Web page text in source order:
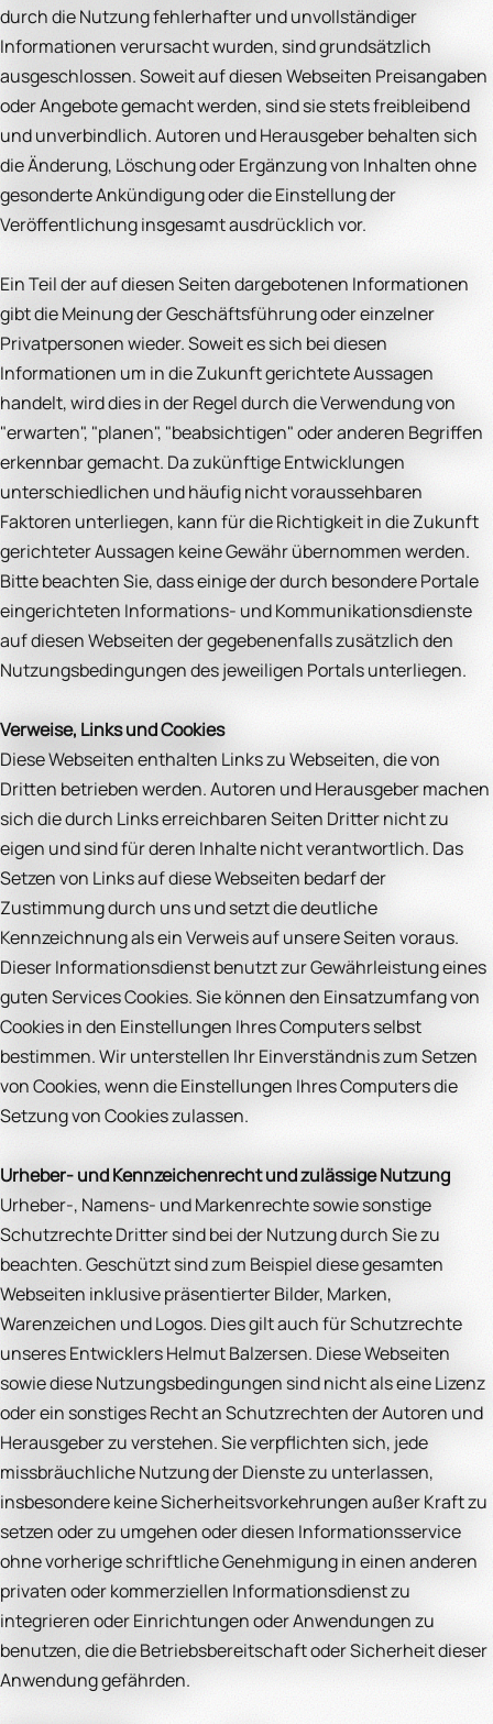
durch die Nutzung fehlerhafter und unvollständiger
Informationen verursacht wurden, sind grundsätzlich
ausgeschlossen. Soweit auf diesen Webseiten Preisangaben
oder Angebote gemacht werden, sind sie stets freibleibend
und unverbindlich. Autoren und Herausgeber behalten sich
die Änderung, Löschung oder Ergänzung von Inhalten ohne
gesonderte Ankündigung oder die Einstellung der
Veröffentlichung insgesamt ausdrücklich vor.
Ein Teil der auf diesen Seiten dargebotenen Informationen
gibt die Meinung der Geschäftsführung oder einzelner
Privatpersonen wieder. Soweit es sich bei diesen
Informationen um in die Zukunft gerichtete Aussagen
handelt, wird dies in der Regel durch die Verwendung von
"erwarten", "planen", "beabsichtigen" oder anderen Begriffen
erkennbar gemacht. Da zukünftige Entwicklungen
unterschiedlichen und häufig nicht voraussehbaren
Faktoren unterliegen, kann für die Richtigkeit in die Zukunft
gerichteter Aussagen keine Gewähr übernommen werden.
Bitte beachten Sie, dass einige der durch besondere Portale
eingerichteten Informations- und Kommunikationsdienste
auf diesen Webseiten der gegebenenfalls zusätzlich den
Nutzungsbedingungen des jeweiligen Portals unterliegen.
Verweise, Links und Cookies
Diese Webseiten enthalten Links zu Webseiten, die von
Dritten betrieben werden. Autoren und Herausgeber machen
sich die durch Links erreichbaren Seiten Dritter nicht zu
eigen und sind für deren Inhalte nicht verantwortlich. Das
Setzen von Links auf diese Webseiten bedarf der
Zustimmung durch uns und setzt die deutliche
Kennzeichnung als ein Verweis auf unsere Seiten voraus.
Dieser Informationsdienst benutzt zur Gewährleistung eines
guten Services Cookies. Sie können den Einsatzumfang von
Cookies in den Einstellungen Ihres Computers selbst
bestimmen. Wir unterstellen Ihr Einverständnis zum Setzen
von Cookies, wenn die Einstellungen Ihres Computers die
Setzung von Cookies zulassen.
Urheber- und Kennzeichenrecht und zulässige Nutzung
Urheber-, Namens- und Markenrechte sowie sonstige
Schutzrechte Dritter sind bei der Nutzung durch Sie zu
beachten. Geschützt sind zum Beispiel diese gesamten
Webseiten inklusive präsentierter Bilder, Marken,
Warenzeichen und Logos. Dies gilt auch für Schutzrechte
unseres Entwicklers Helmut Balzersen. Diese Webseiten
sowie diese Nutzungsbedingungen sind nicht als eine Lizenz
oder ein sonstiges Recht an Schutzrechten der Autoren und
Herausgeber zu verstehen. Sie verpflichten sich, jede
missbräuchliche Nutzung der Dienste zu unterlassen,
insbesondere keine Sicherheitsvorkehrungen außer Kraft zu
setzen oder zu umgehen oder diesen Informationsservice
ohne vorherige schriftliche Genehmigung in einen anderen
privaten oder kommerziellen Informationsdienst zu
integrieren oder Einrichtungen oder Anwendungen zu
benutzen, die die Betriebsbereitschaft oder Sicherheit dieser
Anwendung gefährden.